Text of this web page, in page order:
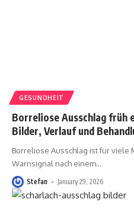
GESUNDHEIT
Borreliose Ausschlag früh
Bilder, Verlauf und
Borreliose Ausschlag ist für viele
Warnsignal nach einem…
Stefan January 29, 2026